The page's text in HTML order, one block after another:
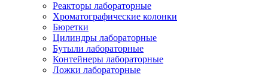
Реакторы лабораторные
Хроматографические колонки
Бюретки
Цилиндры лабораторные
Бутыли лабораторные
Контейнеры лабораторные
Ложки лабораторные